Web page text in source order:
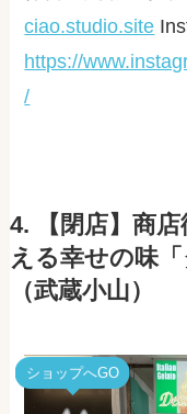
ciao.studio.site
https://
/
4. 【閉店】商
える幸せの味
（武蔵小山）
ショップへGO